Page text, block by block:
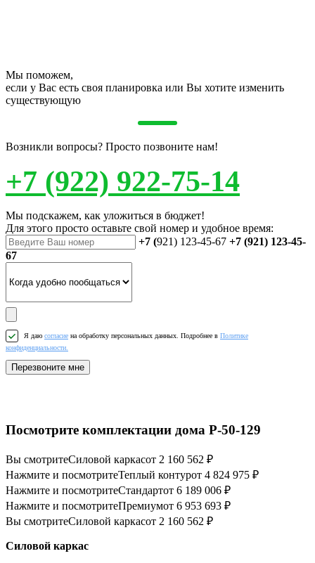
Мы поможем,
если у Вас есть своя планировка или Вы хотите изменить
существующую
Возникли вопросы? Просто позвоните нам!
+7 (922) 922-75-14
Мы подскажем, как уложиться в бюджет!
Для этого просто оставьте свой номер и удобное время:
+7 (921) 123-45-67 +7 (921) 123-45-
67
Я даю согласие на обработку персональных данных. Подробнее в Политике
конфиденциальности.
Перезвоните мне
Посмотрите комплектации дома P-50-129
Вы смотритеСиловой каркасот 2 160 562 ₽
Нажмите и посмотритеТеплый контурот 4 824 975 ₽
Нажмите и посмотритеСтандартот 6 189 006 ₽
Нажмите и посмотритеПремиумот 6 953 693 ₽
Вы смотритеСиловой каркасот 2 160 562 ₽
Силовой каркас